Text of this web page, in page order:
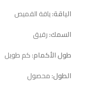
الياقة:ياقة القميص
السمك:رقيق
طول الأكمام:كم طويل
الطول:محصول